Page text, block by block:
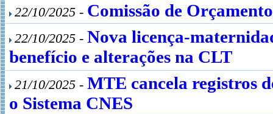
22/10/2025 - Comissão de
22/10/2025 - Nova licença-
benefício e alterações na CLT
21/10/2025 - MTE cancela registros
o Sistema CNES